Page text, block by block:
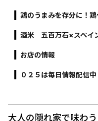
鶏のうまみを存分に！鶏
酒米 五百万石×スペイ
お店の情報
０２５は毎日情報配信中
大人の隠れ家で味わ